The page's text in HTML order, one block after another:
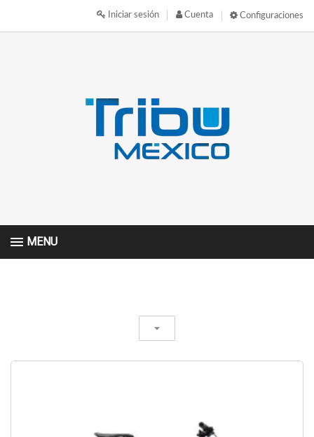
Configuraciones
Cuenta
Iniciar sesión
MENU